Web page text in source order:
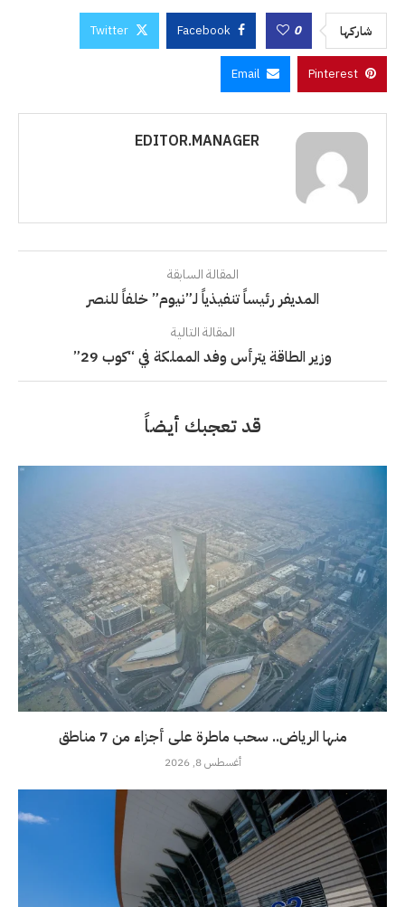
شاركها 0
Facebook
Twitter
Pinterest
Email
EDITOR.MANAGER
المقالة السابقة
المديفر رئيساً تنفيذياً لـ”نيوم” خلفاً للنصر
المقالة التالية
وزير الطاقة يترأس وفد المملكة في “كوب 29”
قد تعجبك أيضاً
منها الرياض.. سحب ماطرة على أجزاء من 7 مناطق
أغسطس 8, 2026